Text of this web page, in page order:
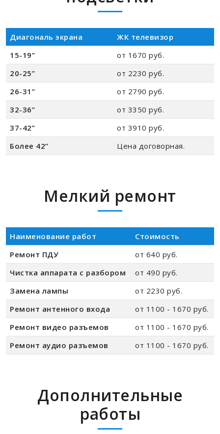
Диагональ экрана
ЖК телевизор
15-19”
от 1670 руб.
20-25”
от 2230 руб.
26-31”
от 2790 руб.
32-36”
от 3350 руб.
37-42”
от 3910 руб.
Более 42”
Цена договорная.
Мелкий ремонт
Наименование работ
Стоимость
Ремонт ПДУ
от 640 руб.
Чистка аппарата с разбором
от 490 руб.
Замена лампы
от 2230 руб.
Ремонт антенного входа
от 1100 - 1670 руб.
Ремонт видео разъемов
от 1100 - 1670 руб.
Ремонт аудио разъемов
от 1100 - 1670 руб.
Дополнительные
работы